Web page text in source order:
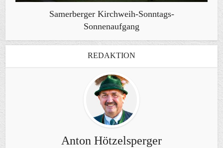
Samerberger Kirchweih-Sonntags-
Sonnenaufgang
REDAKTION
Anton Hötzelsperger